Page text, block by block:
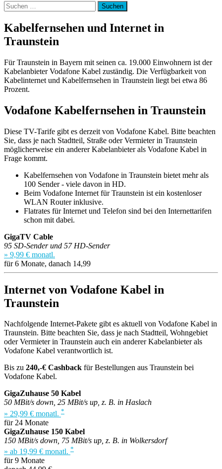
Suchen
nach:
Kabelfernsehen und Internet in
Traunstein
Für Traunstein in Bayern mit seinen ca. 19.000 Einwohnern ist der
Kabelanbieter Vodafone Kabel zuständig. Die Verfügbarkeit von
Kabelinternet und Kabelfernsehen in Traunstein liegt bei etwa 86
Prozent.
Vodafone Kabelfernsehen in Traunstein
Diese TV-Tarife gibt es derzeit von Vodafone Kabel. Bitte beachten
Sie, dass je nach Stadtteil, Straße oder Vermieter in Traunstein
möglicherweise ein anderer Kabelanbieter als Vodafone Kabel in
Frage kommt.
Kabelfernsehen von Vodafone in Traunstein bietet mehr als
100 Sender - viele davon in HD.
Beim Vodafone Internet für Traunstein ist ein kostenloser
WLAN Router inklusive.
Flatrates für Internet und Telefon sind bei den Internettarifen
schon mit dabei.
GigaTV Cable
95 SD-Sender und 57 HD-Sender
» 9,99 € monatl.
für 6 Monate, danach 14,99
Internet von Vodafone Kabel in
Traunstein
Nachfolgende Internet-Pakete gibt es aktuell von Vodafone Kabel in
Traunstein. Bitte beachten Sie, dass je nach Stadtteil, Wohngebiet
oder Vermieter in Traunstein auch ein anderer Kabelanbieter als
Vodafone Kabel verantwortlich ist.
Bis zu 240,-€ Cashback für Bestellungen aus Traunstein bei
Vodafone Kabel.
GigaZuhause 50 Kabel
50 MBit/s down, 25 MBit/s up, z. B. in Haslach
» 29,99 € monatl. *
für 24 Monate
GigaZuhause 150 Kabel
150 MBit/s down, 75 MBit/s up, z. B. in Wolkersdorf
» ab 19,99 € monatl. *
für 9 Monate